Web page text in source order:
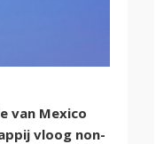
van Mexico
vloog non-